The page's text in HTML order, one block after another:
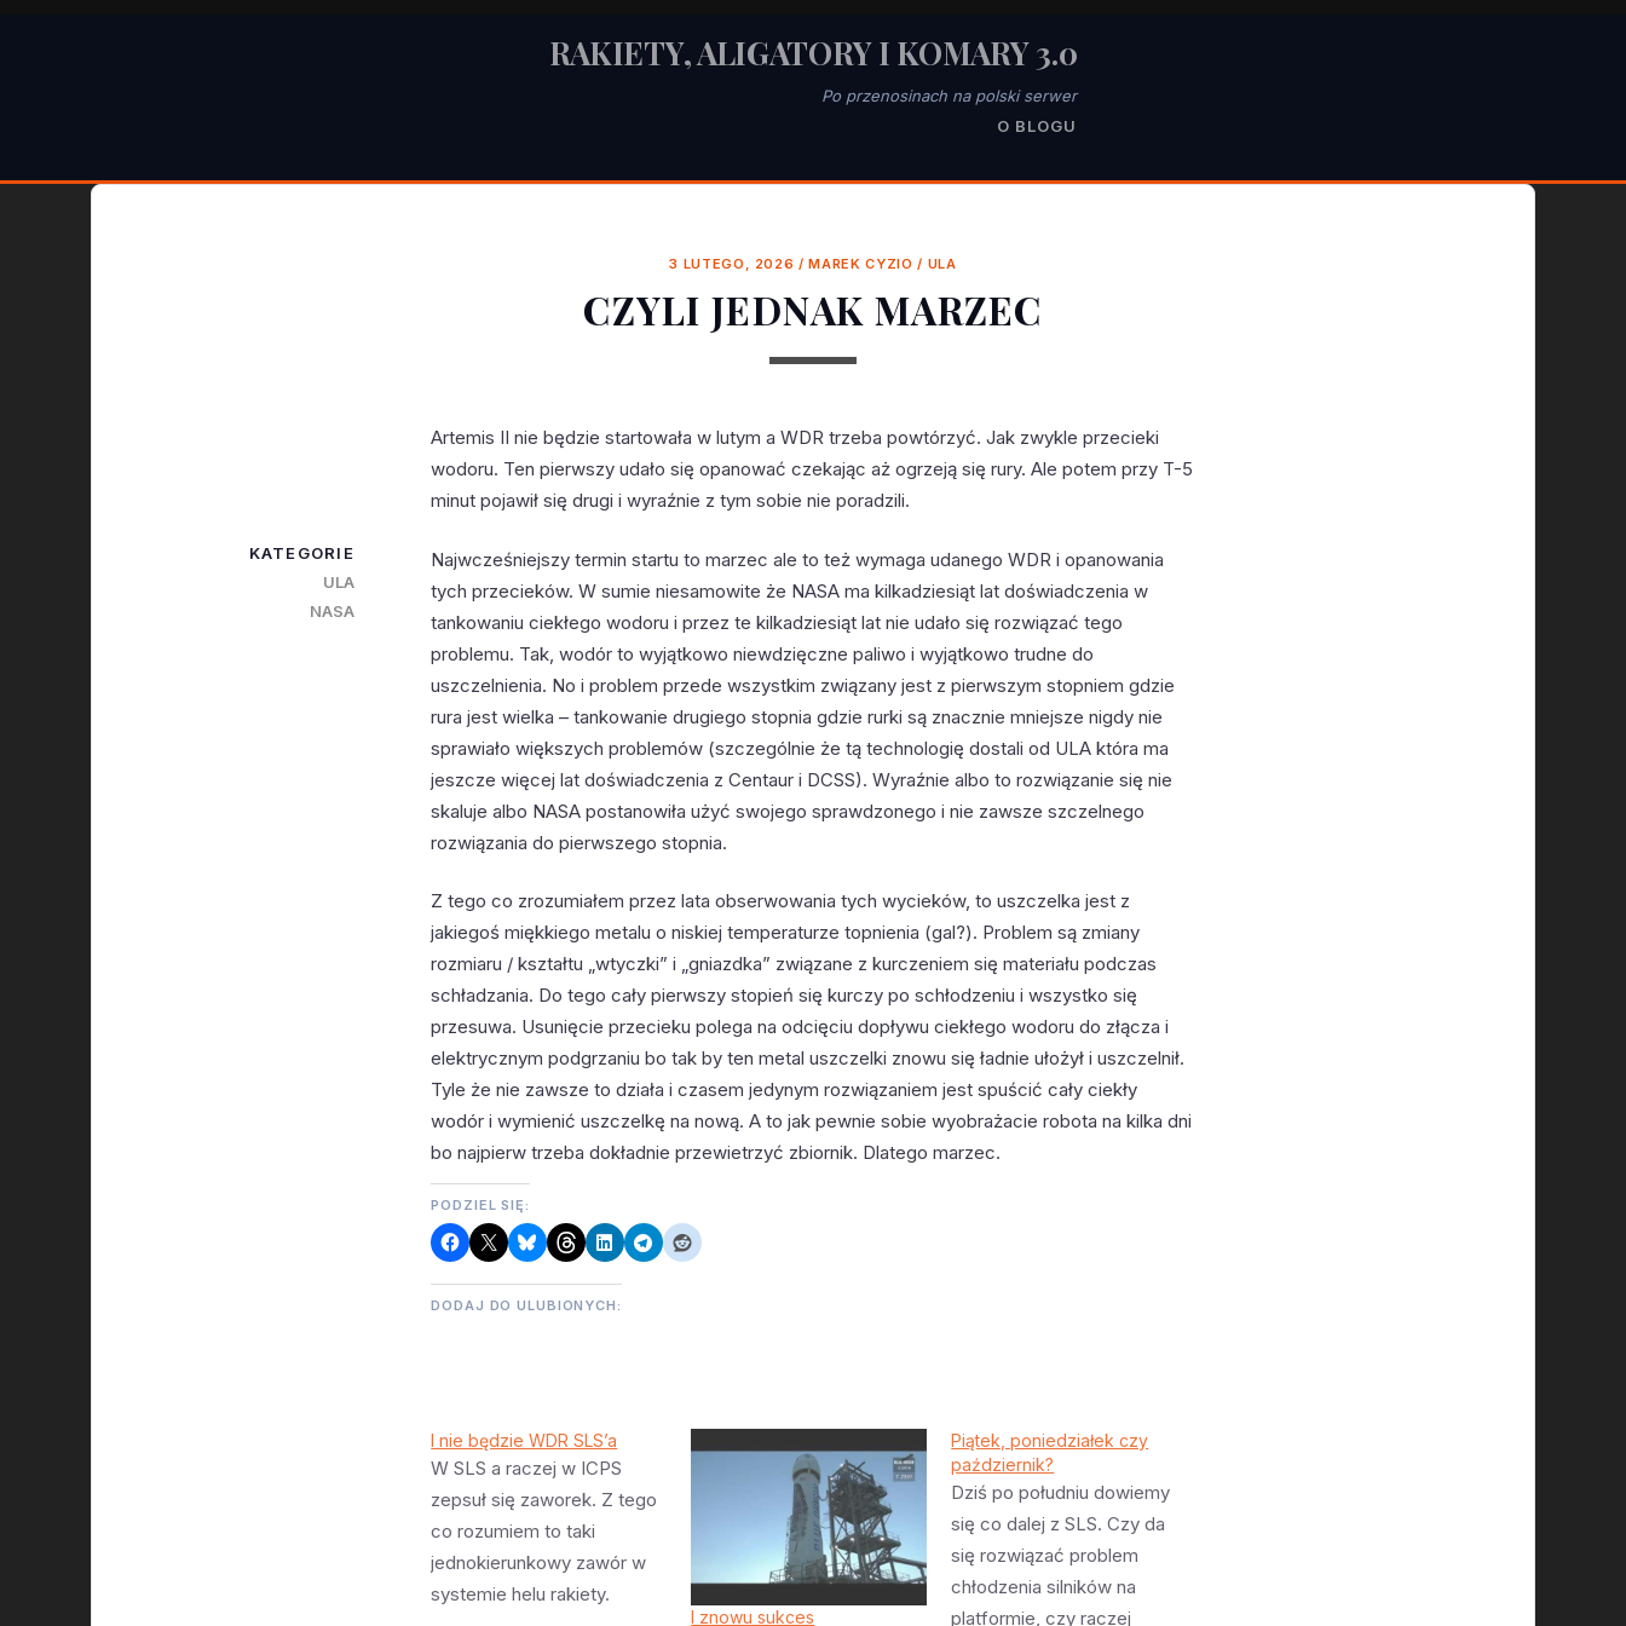
RAKIETY, ALIGATORY I KOMARY 3.0
Po przenosinach na polski serwer
O BLOGU
3 LUTEGO, 2026 /MAREK CYZIO / ULA
CZYLI JEDNAK MARZEC
Artemis II nie będzie startowała w lutym a WDR trzeba powtórzyć. Jak zwykle przecieki
wodoru. Ten pierwszy udało się opanować czekając aż ogrzeją się rury. Ale potem przy T-5
minut pojawił się drugi i wyraźnie z tym sobie nie poradzili.
Najwcześniejszy termin startu to marzec ale to też wymaga udanego WDR i opanowania
tych przecieków. W sumie niesamowite że NASA ma kilkadziesiąt lat doświadczenia w
tankowaniu ciekłego wodoru i przez te kilkadziesiąt lat nie udało się rozwiązać tego
problemu. Tak, wodór to wyjątkowo niewdzięczne paliwo i wyjątkowo trudne do
uszczelnienia. No i problem przede wszystkim związany jest z pierwszym stopniem gdzie
rura jest wielka – tankowanie drugiego stopnia gdzie rurki są znacznie mniejsze nigdy nie
sprawiało większych problemów (szczególnie że tą technologię dostali od ULA która ma
jeszcze więcej lat doświadczenia z Centaur i DCSS). Wyraźnie albo to rozwiązanie się nie
skaluje albo NASA postanowiła użyć swojego sprawdzonego i nie zawsze szczelnego
rozwiązania do pierwszego stopnia.
Z tego co zrozumiałem przez lata obserwowania tych wycieków, to uszczelka jest z
jakiegoś miękkiego metalu o niskiej temperaturze topnienia (gal?). Problem są zmiany
rozmiaru / kształtu „wtyczki” i „gniazdka” związane z kurczeniem się materiału podczas
schładzania. Do tego cały pierwszy stopień się kurczy po schłodzeniu i wszystko się
przesuwa. Usunięcie przecieku polega na odcięciu dopływu ciekłego wodoru do złącza i
elektrycznym podgrzaniu bo tak by ten metal uszczelki znowu się ładnie ułożył i uszczelnił.
Tyle że nie zawsze to działa i czasem jedynym rozwiązaniem jest spuścić cały ciekły
wodór i wymienić uszczelkę na nową. A to jak pewnie sobie wyobrażacie robota na kilka dni
bo najpierw trzeba dokładnie przewietrzyć zbiornik. Dlatego marzec.
PODZIEL SIĘ:
DODAJ DO ULUBIONYCH:
I nie będzie WDR SLS’a
W SLS a raczej w ICPS
zepsuł się zaworek. Z tego
co rozumiem to taki
jednokierunkowy zawór w
systemie helu rakiety.
I znowu sukces
Piątek, poniedziałek czy
październik?
Dziś po południu dowiemy
się co dalej z SLS. Czy da
się rozwiązać problem
chłodzenia silników na
platformie, czy raczej
KATEGORIE
ULA
NASA